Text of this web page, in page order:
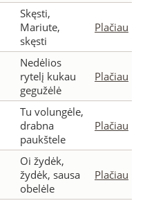
Skęsti,
Mariute,
skęsti
Plačiau
Nedėlios
rytelį kukau
gegužėlė
Plačiau
Tu volungėle,
drabna
paukštele
Plačiau
Oi žydėk,
žydėk, sausa
obelėle
Plačiau